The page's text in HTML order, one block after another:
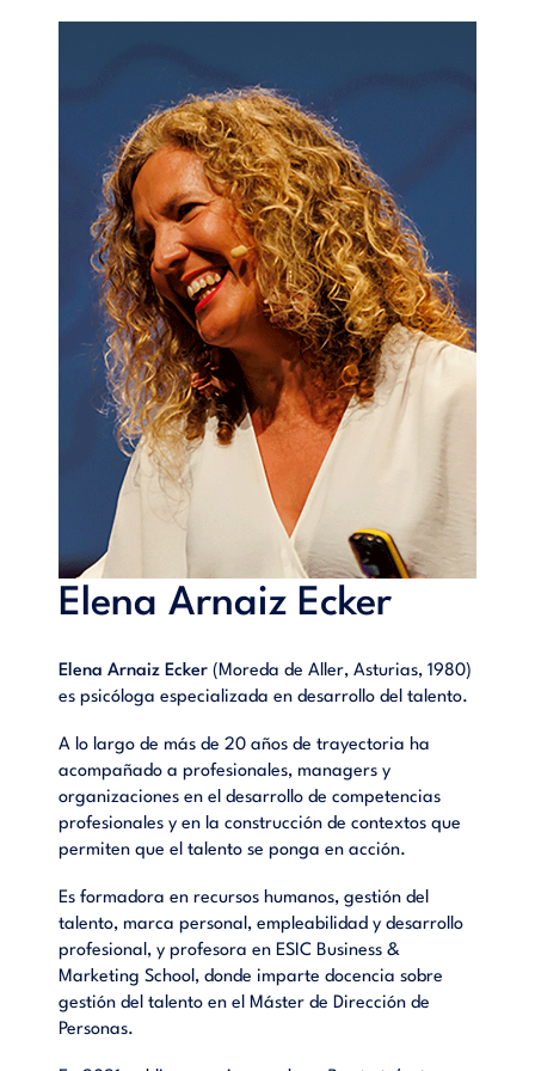
Elena Arnaiz Ecker
Elena Arnaiz Ecker (Moreda de Aller, Asturias, 1980)
es psicóloga especializada en desarrollo del talento.
A lo largo de más de 20 años de trayectoria ha
acompañado a profesionales, managers y
organizaciones en el desarrollo de competencias
profesionales y en la construcción de contextos que
permiten que el talento se ponga en acción.
Es formadora en recursos humanos, gestión del
talento, marca personal, empleabilidad y desarrollo
profesional, y profesora en ESIC Business &
Marketing School, donde imparte docencia sobre
gestión del talento en el Máster de Dirección de
Personas.